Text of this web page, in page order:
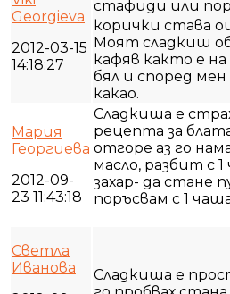
Georgieva
2012-03-15
14:18:27
стафиди или
корички става
Моят сладкиш
кафяв както е
бял и според
какао.
Мария
Георгиева
2012-09-
23 11:43:18
Сладкиша е
рецепта за
отгоре аз го
масло, разбит с
захар- да стане
поръсвам с 1
Светла
Иванова
Сладкиша е